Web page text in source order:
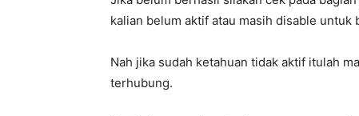
kalian belum aktif atau masih disable untuk
Nah jika sudah ketahuan tidak aktif itulah
terhubung.